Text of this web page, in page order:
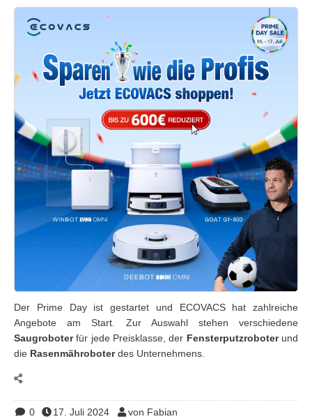
Der Prime Day ist gestartet und ECOVACS hat zahlreiche
Angebote am Start. Zur Auswahl stehen verschiedene
Saugroboterfür jede Preisklasse, der Fensterputzroboterund
die Rasenmähroboterdes Unternehmens.
0 17. Juli 2024 von Fabian